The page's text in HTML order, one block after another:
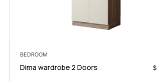
BEDROOM
Dima wardrobe 2 Doors $